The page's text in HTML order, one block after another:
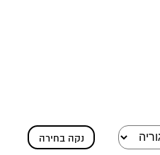
נקה בחירה